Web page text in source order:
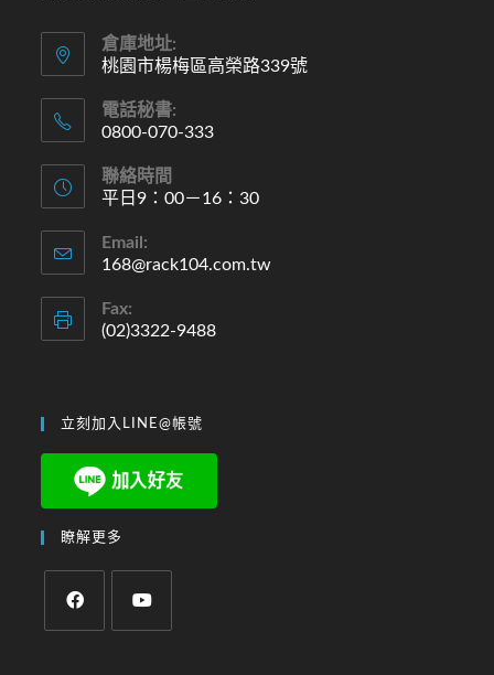
倉庫地址:
桃園市楊梅區高榮路339號
電話秘書:
0800-070-333
聯絡時間
平日9：00－16：30
Email:
168@rack104.com.tw
Fax:
(02)3322-9488
立刻加入LINE@帳號
瞭解更多